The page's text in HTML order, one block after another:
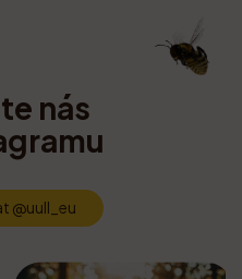
nás
@uull_eu